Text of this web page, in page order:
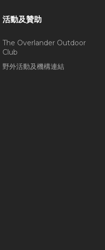
活動及贊助
The Overlander Outdoor
Club
野外活動及機構連結